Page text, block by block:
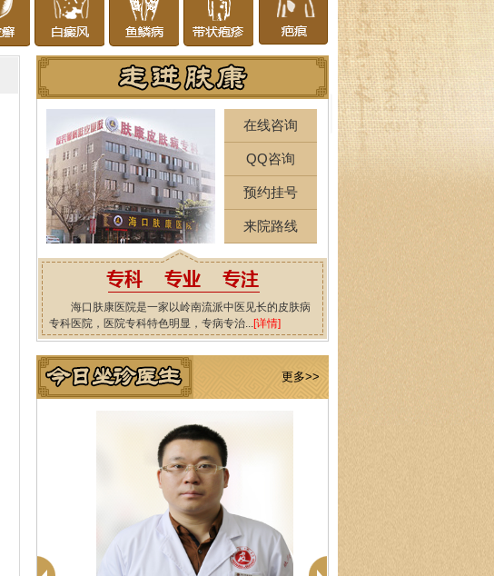
在线咨询
QQ咨询
预约挂号
来院路线
海口肤康医院是一家以岭南流派中医见长的皮肤病
专科医院，医院专科特色明显，专病专治...[详情]
更多>>